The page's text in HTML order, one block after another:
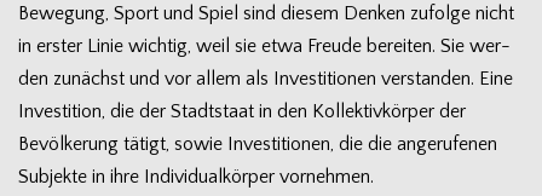
Bewe­gung, Sport und Spiel sind die­sem Den­ken zufolge nicht
in ers­ter Linie wich­tig, weil sie etwa Freude berei­ten. Sie wer­
den zunächst und vor allem als Inves­ti­tio­nen ver­stan­den. Eine
Inves­ti­tion, die der Stadt­staat in den Kol­lek­tiv­kör­per der
Bevöl­ke­rung tätigt, sowie Inves­ti­tio­nen, die die ange­ru­fe­nen
Sub­jekte in ihre Indi­vi­du­al­kör­per vornehmen.